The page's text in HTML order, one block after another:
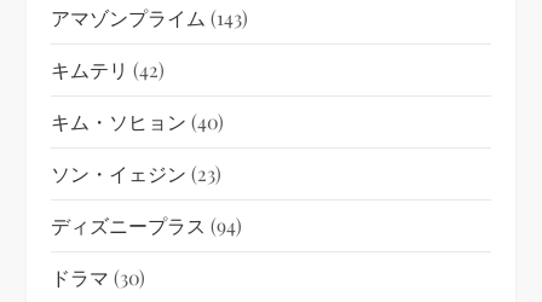
アマゾンプライム (143)
キムテリ (42)
キム・ソヒョン (40)
ソン・イェジン (23)
ディズニープラス (94)
ドラマ (30)